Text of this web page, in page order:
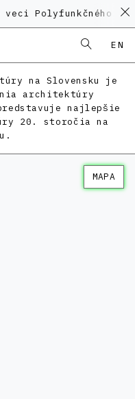
domu na
EN
na Slovensku je
architektúry
najlepšie
20. storočia na
MAPA